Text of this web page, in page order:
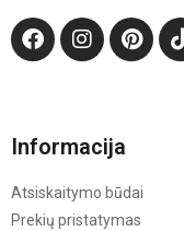
Informacija
Atsiskaitymo būdai
Prekių pristatymas